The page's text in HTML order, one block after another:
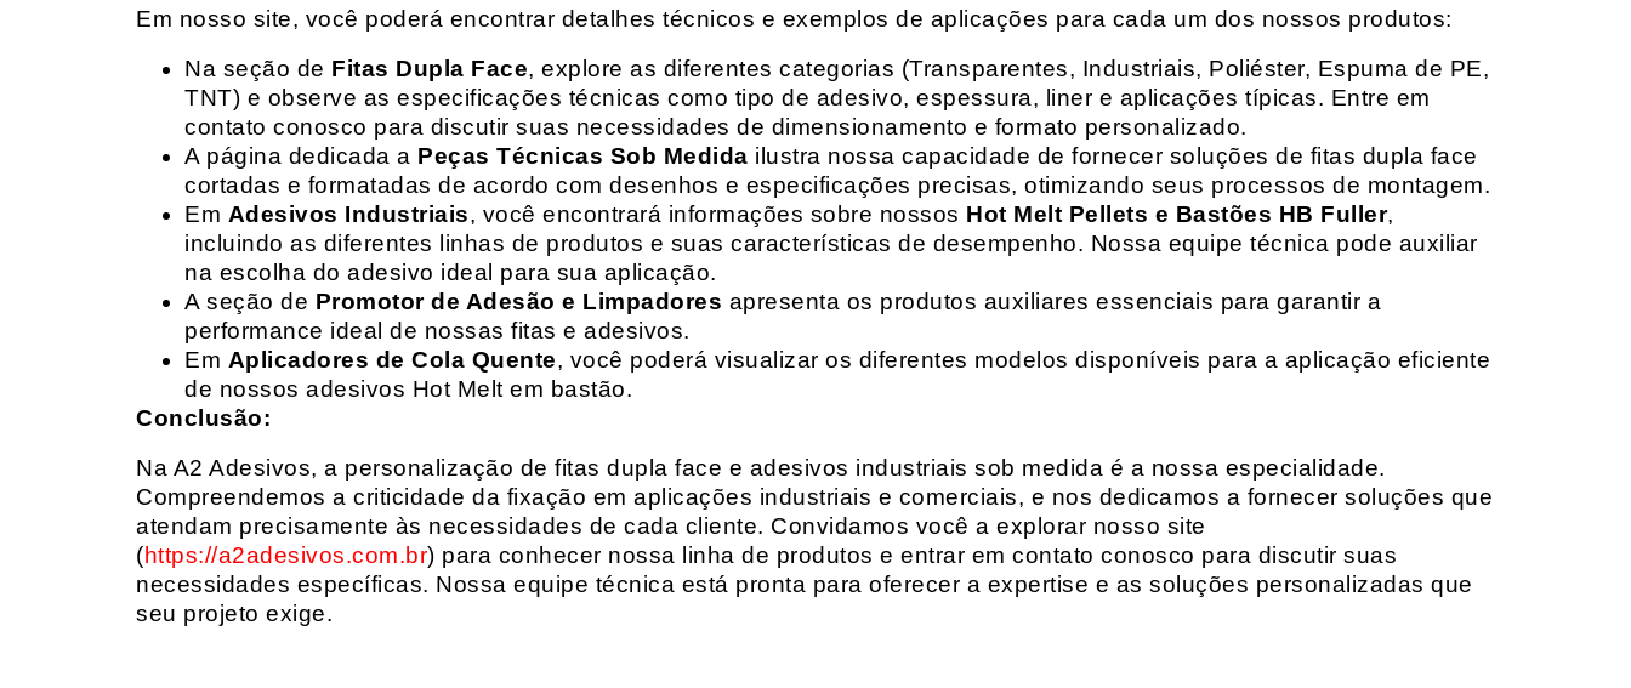
Em nosso site, você poderá encontrar detalhes técnicos e exemplos de aplicações para cada um dos nossos produtos:
Na seção de Fitas Dupla Face, explore as diferentes categorias (Transparentes, Industriais, Poliéster, Espuma de PE,
TNT) e observe as especificações técnicas como tipo de adesivo, espessura, liner e aplicações típicas. Entre em
contato conosco para discutir suas necessidades de dimensionamento e formato personalizado.
A página dedicada a Peças Técnicas Sob Medida ilustra nossa capacidade de fornecer soluções de fitas dupla face
cortadas e formatadas de acordo com desenhos e especificações precisas, otimizando seus processos de montagem.
Em Adesivos Industriais, você encontrará informações sobre nossos Hot Melt Pellets e Bastões HB Fuller,
incluindo as diferentes linhas de produtos e suas características de desempenho. Nossa equipe técnica pode auxiliar
na escolha do adesivo ideal para sua aplicação.
A seção de Promotor de Adesão e Limpadores apresenta os produtos auxiliares essenciais para garantir a
performance ideal de nossas fitas e adesivos.
Em Aplicadores de Cola Quente, você poderá visualizar os diferentes modelos disponíveis para a aplicação eficiente
de nossos adesivos Hot Melt em bastão.
Conclusão:
Na A2 Adesivos, a personalização de fitas dupla face e adesivos industriais sob medida é a nossa especialidade.
Compreendemos a criticidade da fixação em aplicações industriais e comerciais, e nos dedicamos a fornecer soluções que
atendam precisamente às necessidades de cada cliente. Convidamos você a explorar nosso site
(https://a2adesivos.com.br) para conhecer nossa linha de produtos e entrar em contato conosco para discutir suas
necessidades específicas. Nossa equipe técnica está pronta para oferecer a expertise e as soluções personalizadas que
seu projeto exige.